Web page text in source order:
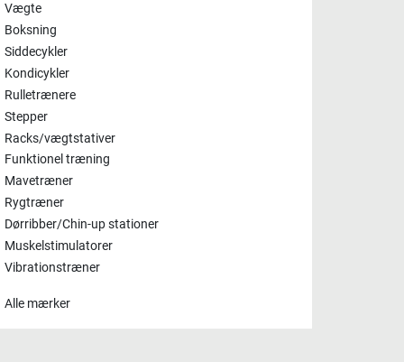
Vægte
Boksning
Siddecykler
Kondicykler
Rulletrænere
Stepper
Racks/vægtstativer
Funktionel træning
Mavetræner
Rygtræner
Dørribber/Chin-up stationer
Muskelstimulatorer
Vibrationstræner
Alle mærker